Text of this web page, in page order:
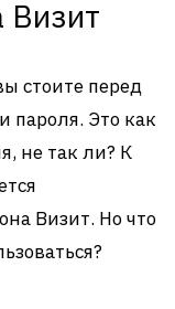
Визит
стоите перед
пароля. Это как
не так ли? К
Визит. Но что